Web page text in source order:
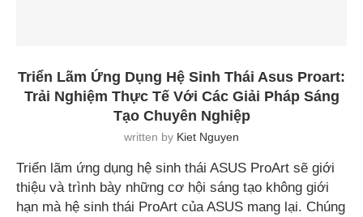
Triển Lãm Ứng Dụng Hệ Sinh Thái Asus Proart:
Trải Nghiệm Thực Tế Với Các Giải Pháp Sáng
Tạo Chuyên Nghiệp
written by Kiet Nguyen
Triển lãm ứng dụng hệ sinh thái ASUS ProArt sẽ giới
thiệu và trình bày những cơ hội sáng tạo không giới
hạn mà hệ sinh thái ProArt của ASUS mang lại. Chúng